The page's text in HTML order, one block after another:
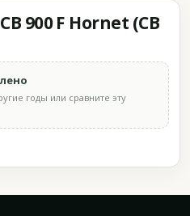
900 F Hornet (CB
годы или сравните эту